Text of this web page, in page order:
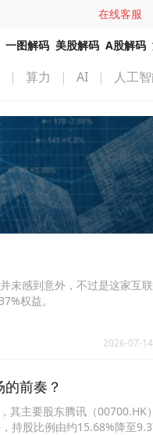
在线客服
一图解码 美股解码 A股解码
| 算力 | AI | 人工
未感到意外，不过是这家互
权益。
2026-07-
前奏？
其主要股东腾讯（00700.HK
持股比例由约15.68%降至